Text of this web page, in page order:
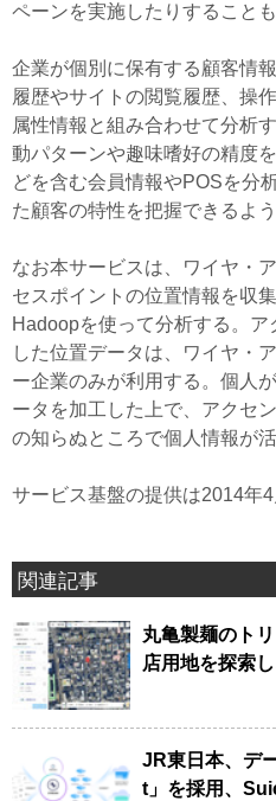
ペーンを実施したりすることも
企業が個別に保有する顧客情
履歴やサイトの閲覧履歴、操
属性情報と組み合わせて分析
動パターンや趣味嗜好の精度
どを含む会員情報やPOSを分
た顧客の特性を把握できるよう
なお本サービスは、ワイヤ・
セスポイントの位置情報を収
Hadoopを使って分析する。
した位置データは、ワイヤ・
ー企業のみが利用する。個人
ータを加工した上で、アクセ
の知らぬところで個人情報が
サービス基盤の提供は2014年4
関連記事
丸亀製麺のト
店用地を探索
JR東日本、デ
t」を採用、